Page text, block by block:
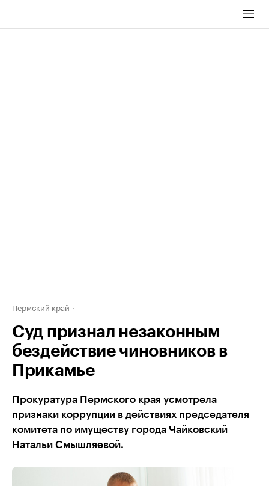
Пермский край
Суд признал незаконным
бездействие чиновников в
Прикамье
Прокуратура Пермского края усмотрела
признаки коррупции в действиях председателя
комитета по имуществу города Чайковский
Натальи Смышляевой.